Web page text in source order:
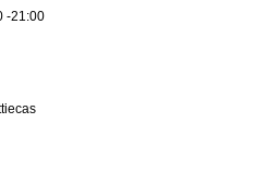
-21:00